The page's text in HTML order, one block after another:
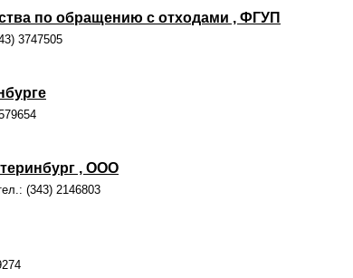
по обращению с отходами , ФГУП
3747505
, ООО
(343) 2146803